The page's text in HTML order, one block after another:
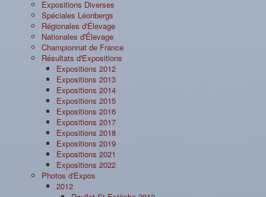
Expositions Diverses
Spéciales Léonbergs
Régionales d'Élevage
Nationales d'Élevage
Championnat de France
Résultats d'Expositions
Expositions 2012
Expositions 2013
Expositions 2014
Expositions 2015
Expositions 2016
Expositions 2017
Expositions 2018
Expositions 2019
Expositions 2021
Expositions 2022
Photos d'Expos
2012